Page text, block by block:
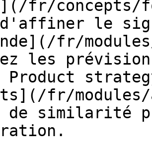
fr/concepts/
d'affiner le
fr/
les
fr/
de similarité